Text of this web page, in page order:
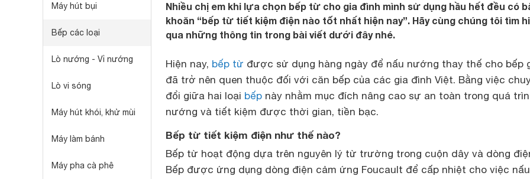
Máy hút bụi
Bếp các loại
Lò nướng - Vỉ nướng
Lò vi sóng
Máy hút khói, khử mùi
Máy làm bánh
Máy pha cà phê
Nhiều chị em khi lựa chọn bếp từ cho gia đình mình sử dụng hầu hết đều có
khoăn “bếp từ tiết kiệm điện nào tốt nhất hiện nay”. Hãy cùng chúng tôi tìm
qua những thông tin trong bài viết dưới đây nhé.
Hiện nay, bếp từ được sử dụng hàng ngày để nấu nướng thay thế cho bếp
đã trở nên quen thuộc đối với căn bếp của các gia đình Việt. Bằng việc
đổi giữa hai loại bếp này nhằm mục đích nâng cao sự an toàn trong quá
nướng và tiết kiệm được thời gian, tiền bạc.
Bếp từ tiết kiệm điện như thế nào?
Bếp từ hoạt động dựa trên nguyên lý từ trường trong cuộn dây và dòng
Bếp được ứng dụng dòng điện cảm ứng Foucault để cấp nhiệt cho việc nấu